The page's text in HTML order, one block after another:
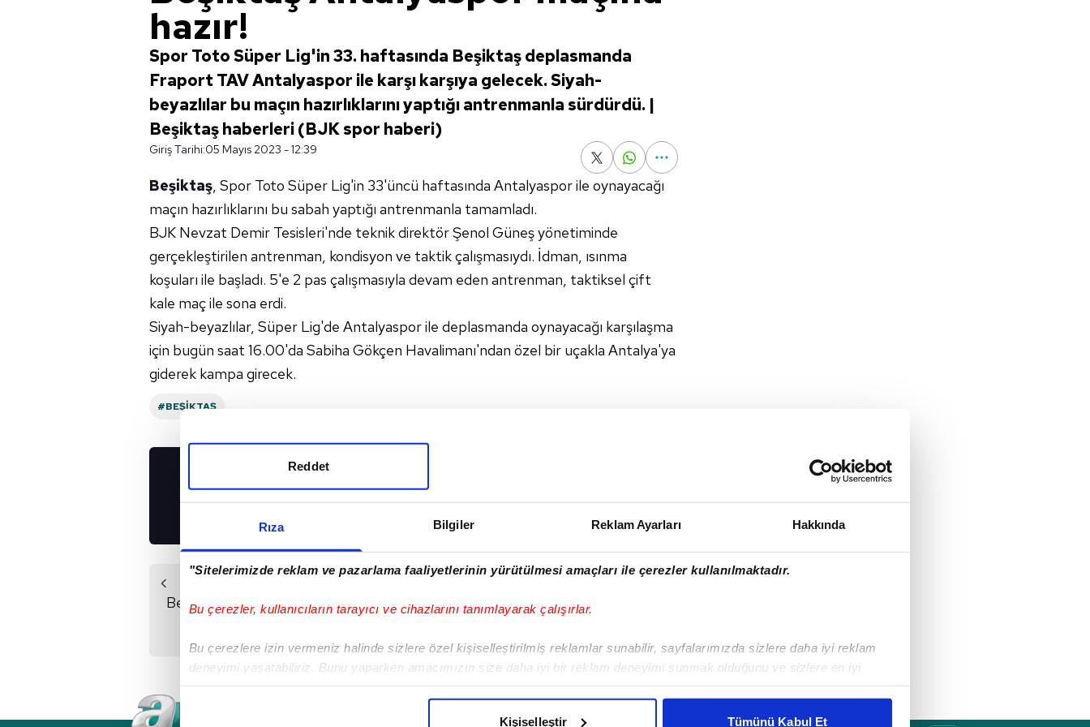
Rıza Bilgiler Reklam Ayarları Hakkında
"Sitelerimizde reklam ve pazarlama faaliyetlerinin yürütülmesi amaçları ile çerezler kullanılmaktadır.
Bu çerezler, kullanıcıların tarayıcı ve cihazlarını tanımlayarak çalışırlar.
Bu çerezlere izin vermeniz halinde sizlere özel kişiselleştirilmiş reklamlar sunabilir, sayfalarımızda sizlere daha iyi reklam
deneyimi yaşatabiliriz. Bunu yaparken amacımızın size daha iyi bir reklam deneyimi sunmak olduğunu ve sizlere en iyi
Reddet
Kişiselleştir Tümünü Kabul Et
hazır!
Spor Toto Süper Lig'in 33. haftasında Beşiktaş deplasmanda
Fraport TAV Antalyaspor ile karşı karşıya gelecek. Siyah-
beyazlılar bu maçın hazırlıklarını yaptığı antrenmanla sürdürdü. |
Beşiktaş haberleri (BJK spor haberi)
Giriş Tarihi:05 Mayıs 2023 - 12:39
Beşiktaş, Spor Toto Süper Lig'in 33'üncü haftasında Antalyaspor ile oynayacağı
maçın hazırlıklarını bu sabah yaptığı antrenmanla tamamladı.
BJK Nevzat Demir Tesisleri'nde teknik direktör Şenol Güneş yönetiminde
gerçekleştirilen antrenman, kondisyon ve taktik çalışmasıydı. İdman, ısınma
koşuları ile başladı. 5'e 2 pas çalışmasıyla devam eden antrenman, taktiksel çift
kale maç ile sona erdi.
Siyah-beyazlılar, Süper Lig'de Antalyaspor ile deplasmanda oynayacağı karşılaşma
için bugün saat 16.00'da Sabiha Gökçen Havalimanı'ndan özel bir uçakla Antalya'ya
giderek kampa girecek.
#BEŞIKTAŞ
UYGULAMALARIMIZI
İNDİRİN!
Beşiktaş zirve aşkına!
İşte Güneş'in 11'i
Sonraki Haber
Cenk Tosun'dan
Mario Gomez'e
büyük övgü!